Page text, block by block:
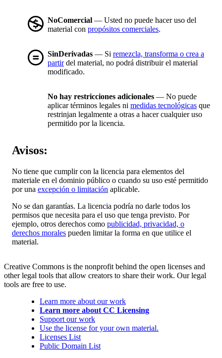
NoComercial — Usted no puede hacer uso del
material con propósitos comerciales.
SinDerivadas — Si remezcla, transforma o crea a
partirdel material, no podrá distribuir el material
modificado.
No hay restricciones adicionales — No puede
aplicar términos legales ni medidas tecnológicas que
restrinjan legalmente a otras a hacer cualquier uso
permitido por la licencia.
Avisos:
No tiene que cumplir con la licencia para elementos del
materiale en el dominio público o cuando su uso esté permitido
por una excepción o limitación aplicable.
No se dan garantías. La licencia podría no darle todos los
permisos que necesita para el uso que tenga previsto. Por
ejemplo, otros derechos como publicidad, privacidad, o
derechos morales pueden limitar la forma en que utilice el
material.
Creative Commons is the nonprofit behind the open licenses and
other legal tools that allow creators to share their work. Our legal
tools are free to use.
Learn more about our work
Learn more about CC Licensing
Support our work
Use the license for your own material.
Licenses List
Public Domain List